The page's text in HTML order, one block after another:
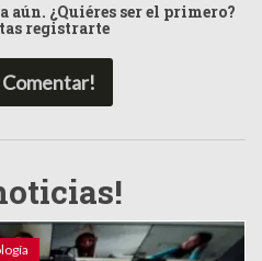
aún. ¿Quiéres ser el primero?
registrarte